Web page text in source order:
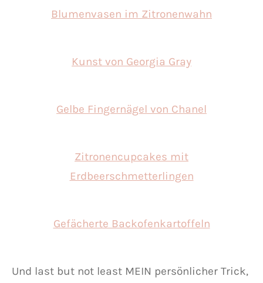
Blumenvasen im Zitronenwahn
Kunst von Georgia Gray
Gelbe Fingernägel von Chanel
Zitronencupcakes mit
Erdbeerschmetterlingen
Gefächerte Backofenkartoffeln
Und last but not least MEIN persönlicher Trick,